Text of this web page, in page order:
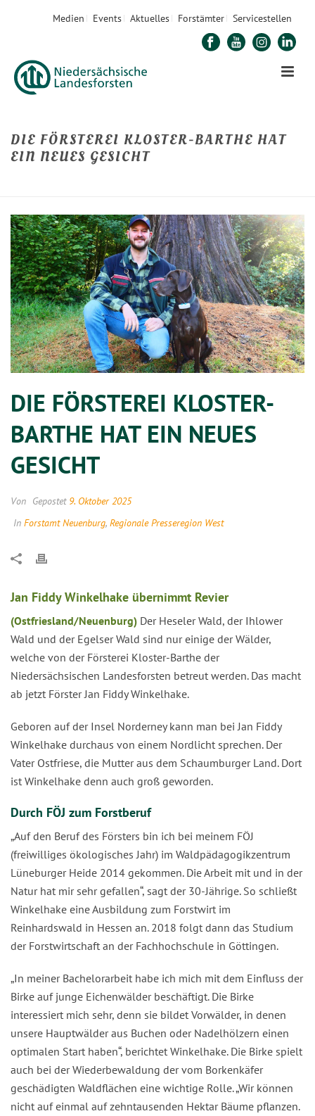
Medien Events Aktuelles Forstämter Servicestellen
DIE FÖRSTEREI KLOSTER-BARTHE HAT
EIN NEUES GESICHT
DIE FÖRSTEREI KLOSTER-
BARTHE HAT EIN NEUES
GESICHT
Von Gepostet 9. Oktober 2025
In Forstamt Neuenburg, Regionale Presseregion West
Jan Fiddy Winkelhake übernimmt Revier
(Ostfriesland/Neuenburg) Der Heseler Wald, der Ihlower
Wald und der Egelser Wald sind nur einige der Wälder,
welche von der Försterei Kloster-Barthe der
Niedersächsischen Landesforsten betreut werden. Das macht
ab jetzt Förster Jan Fiddy Winkelhake.
Geboren auf der Insel Norderney kann man bei Jan Fiddy
Winkelhake durchaus von einem Nordlicht sprechen. Der
Vater Ostfriese, die Mutter aus dem Schaumburger Land. Dort
ist Winkelhake denn auch groß geworden.
Durch FÖJ zum Forstberuf
„Auf den Beruf des Försters bin ich bei meinem FÖJ
(freiwilliges ökologisches Jahr) im Waldpädagogikzentrum
Lüneburger Heide 2014 gekommen. Die Arbeit mit und in der
Natur hat mir sehr gefallen“, sagt der 30-Jährige. So schließt
Winkelhake eine Ausbildung zum Forstwirt im
Reinhardswald in Hessen an. 2018 folgt dann das Studium
der Forstwirtschaft an der Fachhochschule in Göttingen.
„In meiner Bachelorarbeit habe ich mich mit dem Einfluss der
Birke auf junge Eichenwälder beschäftigt. Die Birke
interessiert mich sehr, denn sie bildet Vorwälder, in denen
unsere Hauptwälder aus Buchen oder Nadelhölzern einen
optimalen Start haben“, berichtet Winkelhake. Die Birke spielt
auch bei der Wiederbewaldung der vom Borkenkäfer
geschädigten Waldflächen eine wichtige Rolle. „Wir können
nicht auf einmal auf zehntausenden Hektar Bäume pflanzen.